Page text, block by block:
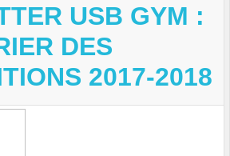
USB GYM :
DES
2017-2018